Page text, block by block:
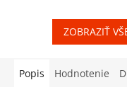
ZOBRAZIŤ
Popis Hodnotenie